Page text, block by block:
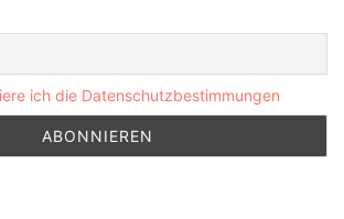
ich die Datenschutzbestimmungen